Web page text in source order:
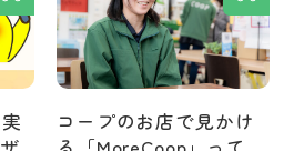
コープのお店で見かけ